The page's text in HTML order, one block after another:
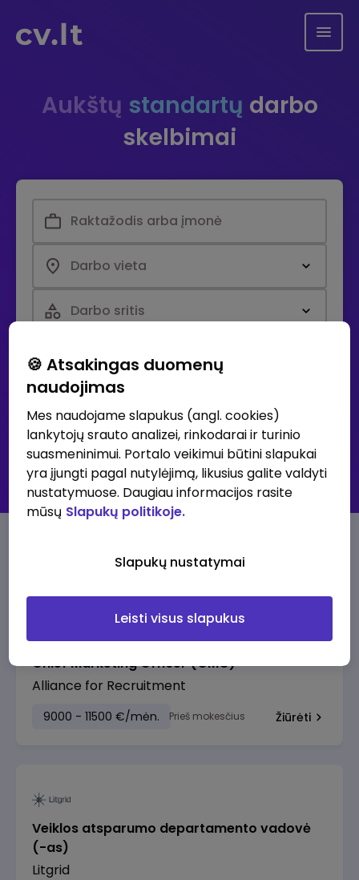
Aukštų standartų darbo
skelbimai
Darbo vieta
Darbo sritis
30K+ klubas - didžiausių atlyginimų skelbimai
Visi skelbimai
Prenumeruoti skelbimus
Pasiūlymai su aukščiausia alga
Chief Marketing Officer (CMO)
Alliance for Recruitment
9000 - 11500 €/mėn. Prieš mokesčius Žiūrėti
Veiklos atsparumo departamento vadovė
(-as)
Litgrid
🍪 Atsakingas duomenų
naudojimas
Mes naudojame slapukus (angl. cookies)
lankytojų srauto analizei, rinkodarai ir turinio
suasmeninimui. Portalo veikimui būtini slapukai
yra įjungti pagal nutylėjimą, likusius galite valdyti
nustatymuose. Daugiau informacijos rasite
mūsų Slapukų politikoje.
Slapukų nustatymai
Leisti visus slapukus